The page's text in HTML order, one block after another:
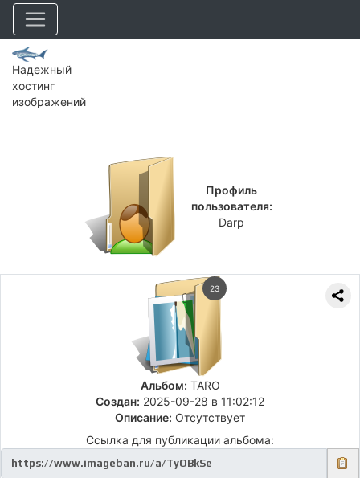
Надежный
хостинг
изображений
Профиль
пользователя:
Darp
23
Альбом: TARO
Создан: 2025-09-28 в 11:02:12
Описание: Отсутствует
Ссылка для публикации альбома: